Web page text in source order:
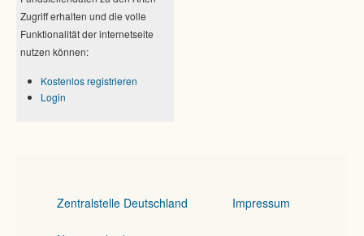
Zugriff erhalten und die volle
Funktionalität der internetseite
nutzen können:
Kostenlos registrieren
Login
Zentralstelle Deutschland Impressum